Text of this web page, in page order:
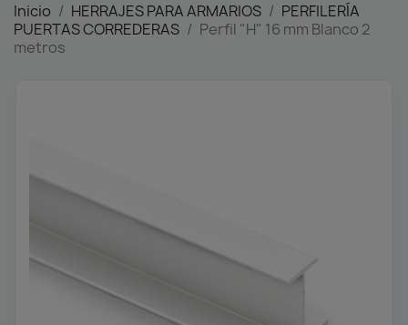
Inicio HERRAJES PARA ARMARIOS
PERFILERÍA
PUERTAS CORREDERAS
Perfil "H" 16 mm Blanco 2
metros